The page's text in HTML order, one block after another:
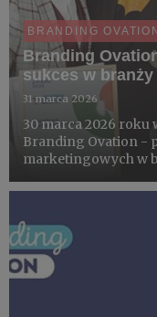
BRANDING OVATION
Branding
sukces w
31 marca 2026
30 marca 2026 roku
Branding Ovation -
marketingowych w
decyduje nie tylko